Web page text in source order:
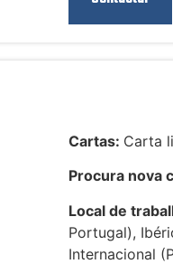
Cartas: Carta
Procura nova
Local de
Portugal),
Internacional